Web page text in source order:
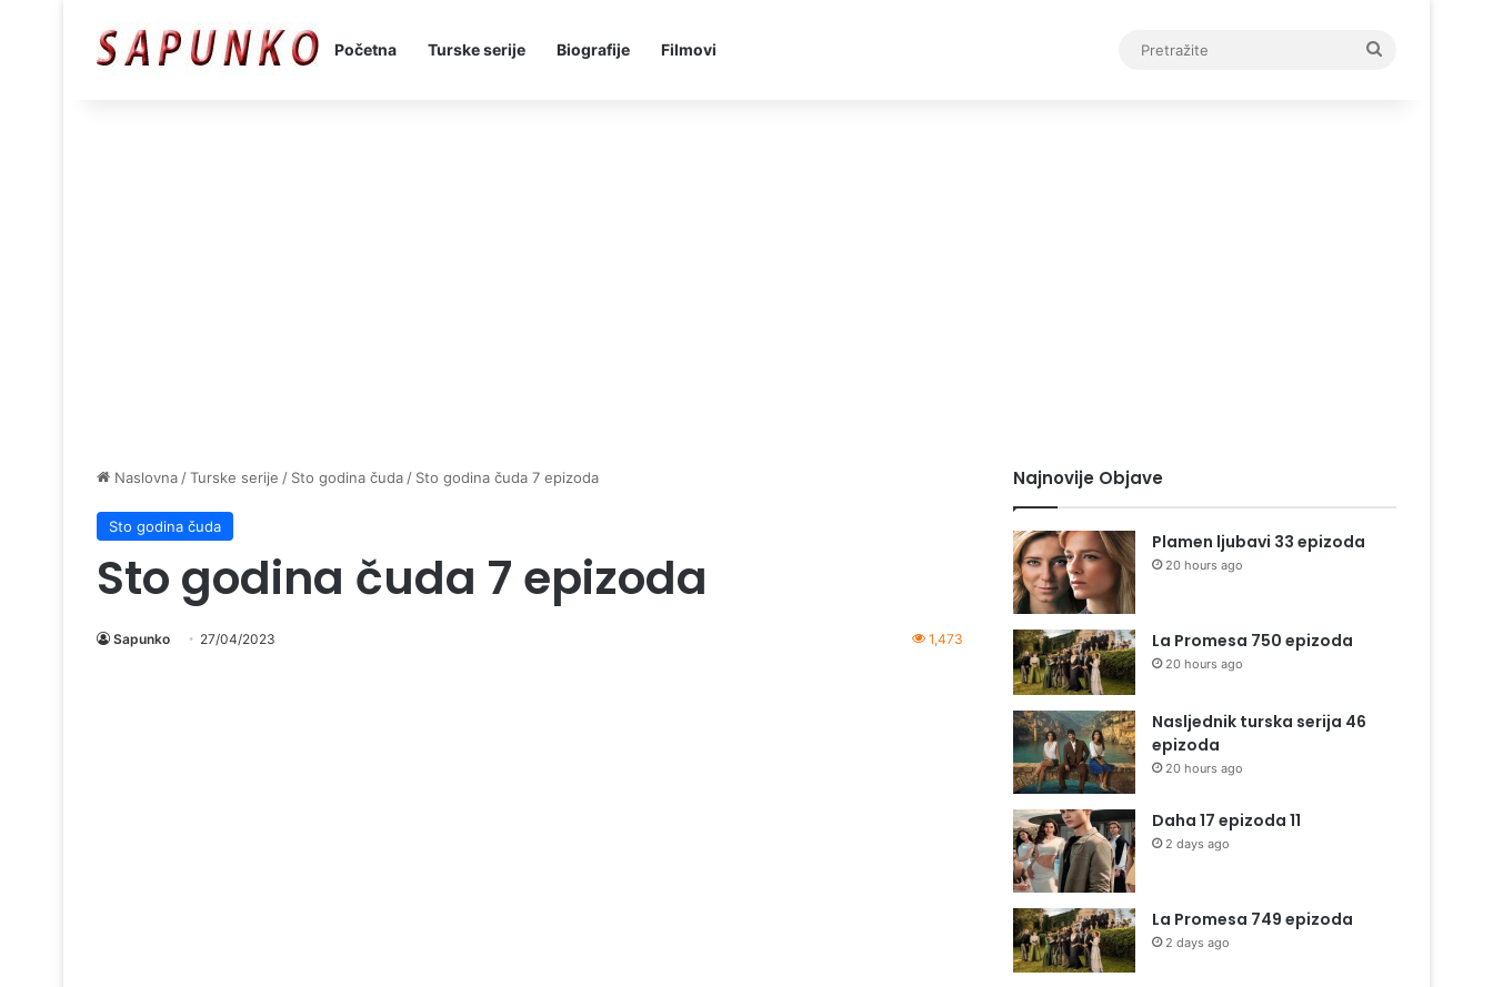
Početna Turske serije Biografije Filmovi
Naslovna /Turske serije / Sto godina čuda / Sto godina čuda 7 epizoda
Sto godina čuda
Sto godina čuda 7 epizoda
Sapunko 27/04/2023 1,473
Najnovije Objave
Plamen ljubavi 33 epizoda
20 hours ago
La Promesa 750 epizoda
20 hours ago
Nasljednik turska serija 46
epizoda
20 hours ago
Daha 17 epizoda 11
2 days ago
La Promesa 749 epizoda
2 days ago